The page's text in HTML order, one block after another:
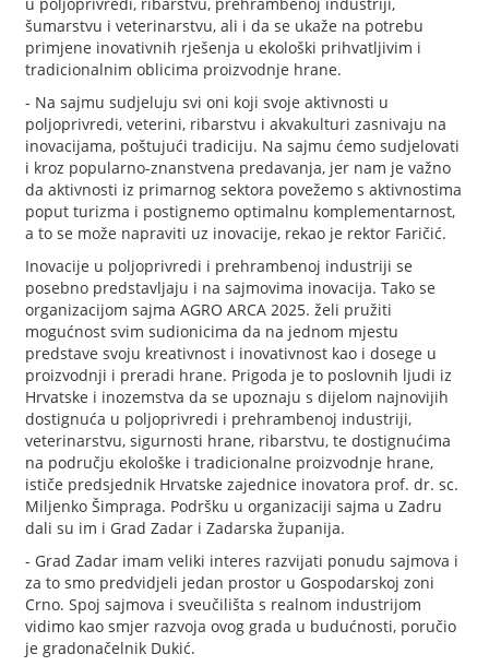
šumarstvu i veterinarstvu, ali i da se ukaže na potrebu
primjene inovativnih rješenja u ekološki prihvatljivim i
tradicionalnim oblicima proizvodnje hrane.
- Na sajmu sudjeluju svi oni koji svoje aktivnosti u
poljoprivredi, veterini, ribarstvu i akvakulturi zasnivaju na
inovacijama, poštujući tradiciju. Na sajmu ćemo sudjelovati
i kroz popularno-znanstvena predavanja, jer nam je važno
da aktivnosti iz primarnog sektora povežemo s aktivnostima
poput turizma i postignemo optimalnu komplementarnost,
a to se može napraviti uz inovacije, rekao je rektor Faričić.
Inovacije u poljoprivredi i prehrambenoj industriji se
posebno predstavljaju i na sajmovima inovacija. Tako se
organizacijom sajma AGRO ARCA 2025. želi pružiti
mogućnost svim sudionicima da na jednom mjestu
predstave svoju kreativnost i inovativnost kao i dosege u
proizvodnji i preradi hrane. Prigoda je to poslovnih ljudi iz
Hrvatske i inozemstva da se upoznaju s dijelom najnovijih
dostignuća u poljoprivredi i prehrambenoj industriji,
veterinarstvu, sigurnosti hrane, ribarstvu, te dostignućima
na području ekološke i tradicionalne proizvodnje hrane,
ističe predsjednik Hrvatske zajednice inovatora prof. dr. sc.
Miljenko Šimpraga. Podršku u organizaciji sajma u Zadru
dali su im i Grad Zadar i Zadarska županija.
- Grad Zadar imam veliki interes razvijati ponudu sajmova i
za to smo predvidjeli jedan prostor u Gospodarskoj zoni
Crno. Spoj sajmova i sveučilišta s realnom industrijom
vidimo kao smjer razvoja ovog grada u budućnosti, poručio
je gradonačelnik Dukić.